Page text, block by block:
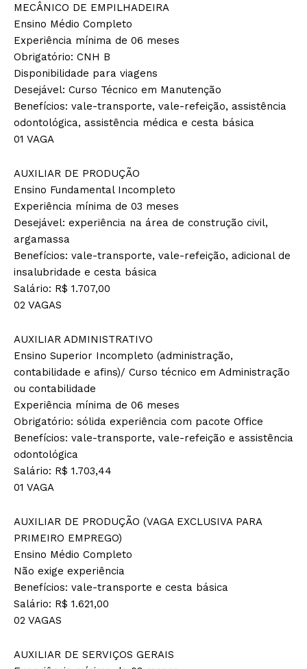
MECÂNICO DE EMPILHADEIRA
Ensino Médio Completo
Experiência mínima de 06 meses
Obrigatório: CNH B
Disponibilidade para viagens
Desejável: Curso Técnico em Manutenção
Benefícios: vale-transporte, vale-refeição, assistência
odontológica, assistência médica e cesta básica
01 VAGA
AUXILIAR DE PRODUÇÃO
Ensino Fundamental Incompleto
Experiência mínima de 03 meses
Desejável: experiência na área de construção civil,
argamassa
Benefícios: vale-transporte, vale-refeição, adicional de
insalubridade e cesta básica
Salário: R$ 1.707,00
02 VAGAS
AUXILIAR ADMINISTRATIVO
Ensino Superior Incompleto (administração,
contabilidade e afins)/ Curso técnico em Administração
ou contabilidade
Experiência mínima de 06 meses
Obrigatório: sólida experiência com pacote Office
Benefícios: vale-transporte, vale-refeição e assistência
odontológica
Salário: R$ 1.703,44
01 VAGA
AUXILIAR DE PRODUÇÃO (VAGA EXCLUSIVA PARA
PRIMEIRO EMPREGO)
Ensino Médio Completo
Não exige experiência
Benefícios: vale-transporte e cesta básica
Salário: R$ 1.621,00
02 VAGAS
AUXILIAR DE SERVIÇOS GERAIS